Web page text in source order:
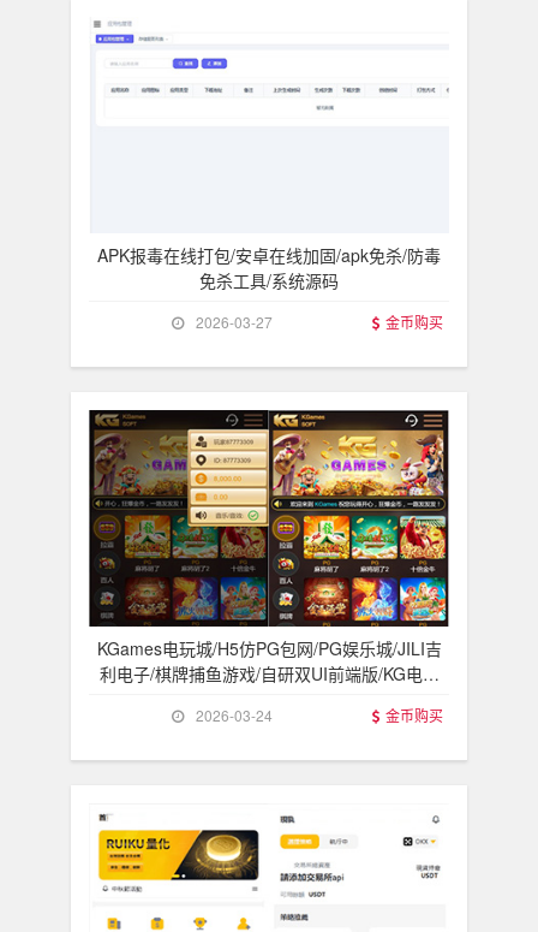
APK报毒在线打包/安卓在线加固/apk免杀/防毒
免杀工具/系统源码
2026-03-27 金币购买
KGames电玩城/H5仿PG包网/PG娱乐城/JILI吉
利电子/棋牌捕鱼游戏/自研双UI前端版/KG电子
2026-03-24 金币购买